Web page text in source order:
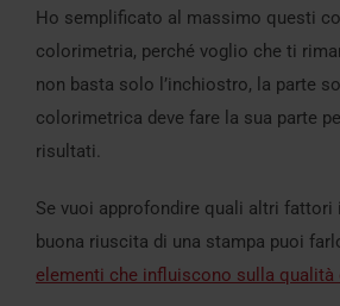
Ho semplificato al massimo questi
colorimetria, perché voglio che ti
non basta solo l’inchiostro, la parte
colorimetrica deve fare la sua parte
risultati.
Se vuoi approfondire quali altri
buona riuscita di una stampa puoi
elementi che influiscono sulla qualità